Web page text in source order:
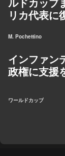
リカ代表に
M. Pochettino
インファン
政権に支援
ワールドカップ